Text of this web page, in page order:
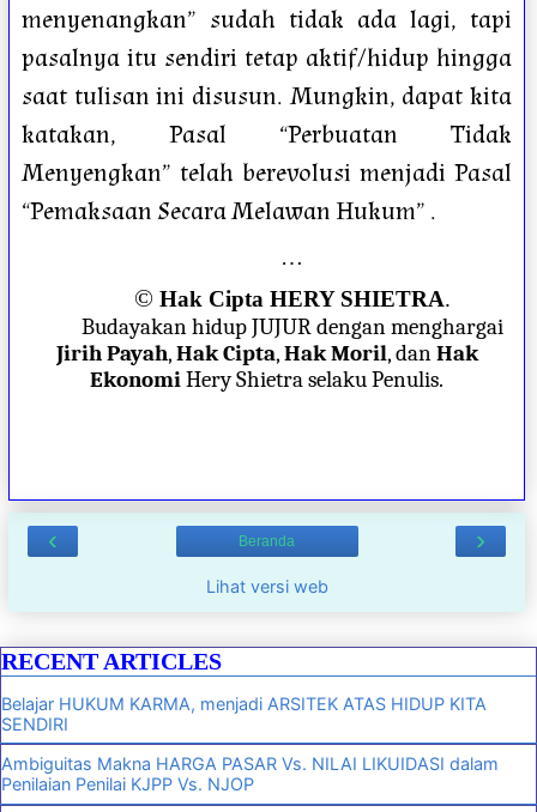
menyenangkan” sudah tidak ada lagi, tapi
pasalnya itu sendiri tetap aktif/hidup hingga
saat tulisan ini disusun. Mungkin, dapat kita
katakan, Pasal “Perbuatan Tidak
Menyengkan” telah berevolusi menjadi Pasal
“Pemaksaan Secara Melawan Hukum” .
…
© Hak Cipta HERY SHIETRA.
Budayakan hidup JUJUR dengan menghargai
Jirih Payah,Hak Cipta,Hak Moril, danHak
EkonomiHery Shietra selaku Penulis.
‹ ›
Beranda
Lihat versi web
RECENT ARTICLES
Belajar HUKUM KARMA, menjadi ARSITEK ATAS HIDUP KITA
SENDIRI
Ambiguitas Makna HARGA PASAR Vs. NILAI LIKUIDASI dalam
Penilaian Penilai KJPP Vs. NJOP